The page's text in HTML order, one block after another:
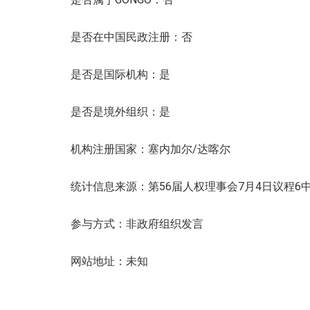
是否在中国民政注册：否
是否是国际机构：是
是否是境外组织：是
机构注册国家：塞内加尔/达喀尔
统计信息来源：第56届人权理事会7月4日议程6
参与方式：非政府组织发言
网站地址：未知